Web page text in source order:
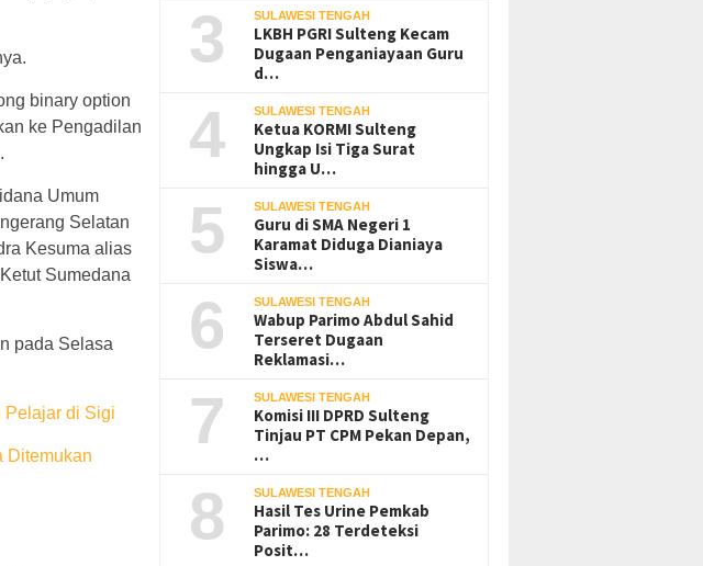
binary option
ke Pengadilan
Umum
Selatan
Kesuma alias
Sumedana
pada Selasa
Pelajar di Sigi
Ditemukan
3 SULAWESI TENGAH
LKBH PGRI Sulteng Kecam
Dugaan Penganiayaan Guru
d…
4 SULAWESI TENGAH
Ketua KORMI Sulteng
Ungkap Isi Tiga Surat
hingga U…
5 SULAWESI TENGAH
Guru di SMA Negeri 1
Karamat Diduga Dianiaya
Siswa…
6 SULAWESI TENGAH
Wabup Parimo Abdul Sahid
Terseret Dugaan
Reklamasi…
7 SULAWESI TENGAH
Komisi III DPRD Sulteng
Tinjau PT CPM Pekan Depan,
…
8 SULAWESI TENGAH
Hasil Tes Urine Pemkab
Parimo: 28 Terdeteksi
Posit…